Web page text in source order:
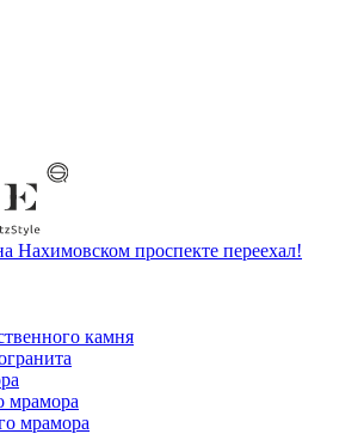
Нахимовском проспекте переехал!
камня
мрамора
мрамора